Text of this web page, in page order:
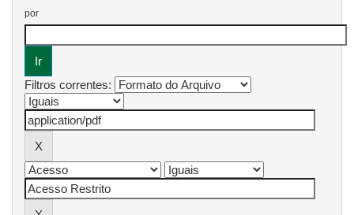
por
Filtros correntes: